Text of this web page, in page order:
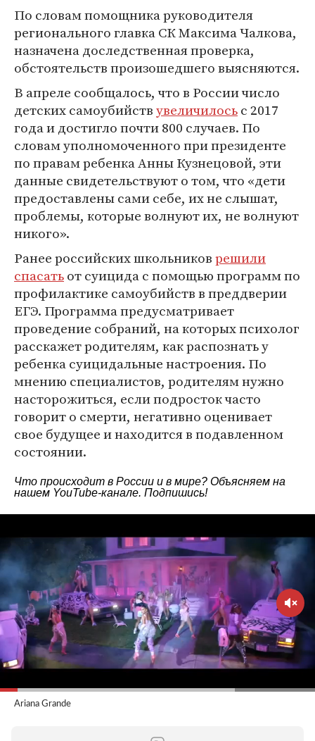
По словам помощника руководителя
регионального главка СК Максима Чалкова,
назначена доследственная проверка,
обстоятельств произошедшего выясняются.
В апреле сообщалось, что в России число
детских самоубийствувеличилосьс 2017
года и достигло почти 800 случаев. По
словам уполномоченного при президенте
по правам ребенка Анны Кузнецовой, эти
данные свидетельствуют о том, что «дети
предоставлены сами себе, их не слышат,
проблемы, которые волнуют их, не волнуют
никого».
Ранее российских школьниковрешили
спасатьот суицида с помощью программ по
профилактике самоубийств в преддверии
ЕГЭ. Программа предусматривает
проведение собраний, на которых психолог
расскажет родителям, как распознать у
ребенка суицидальные настроения. По
мнению специалистов, родителям нужно
насторожиться, если подросток часто
говорит о смерти, негативно оценивает
свое будущее и находится в подавленном
состоянии.
Что происходит в России и в мире? Объясняем на
нашем YouTube-канале. Подпишись!
Ariana Grande